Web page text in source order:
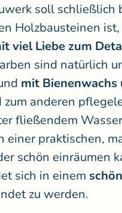
soll
Holzbausteinen
viel Liebe zum
sind natürlich
mit
anderen
fließendem
praktischen,
schön einräumen
sich in einem
zu werden.